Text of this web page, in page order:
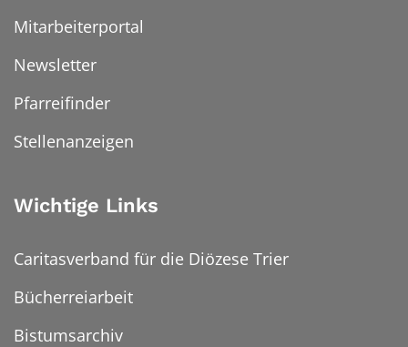
Mitarbeiterportal
Newsletter
Pfarreifinder
Stellenanzeigen
Wichtige Links
Caritasverband für die Diözese Trier
Bücherreiarbeit
Bistumsarchiv